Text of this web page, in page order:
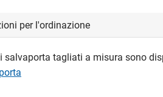
per l'ordinazione
salvaporta tagliati a misura sono